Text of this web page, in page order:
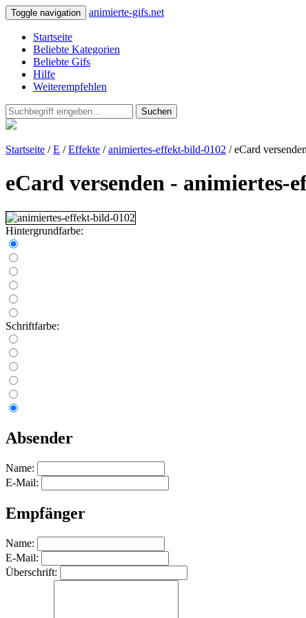
Toggle navigation animierte-gifs.net
Startseite
Beliebte Kategorien
Beliebte Gifs
Hilfe
Weiterempfehlen
Suchen
Startseite /E /Effekte /animiertes-effekt-bild-0102 / eCard versenden
eCard versenden - animiertes-
Hintergrundfarbe:
Schriftfarbe:
Absender
Name:
E-Mail:
Empfänger
Name:
E-Mail:
Überschrift: